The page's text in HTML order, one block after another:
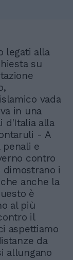
legati alla
su
vada
in una
d'Italia alla
- A
e
contro
i
anche la
è
al più
il
aspettiamo
da
allungano